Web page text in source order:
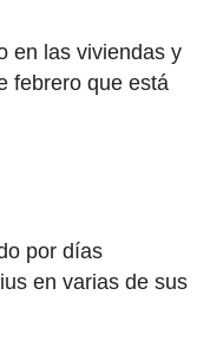
en las viviendas y
febrero que está
por días
en varias de sus